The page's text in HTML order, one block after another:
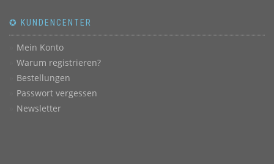
✪ KUNDENCENTER
Mein Konto
Warum registrieren?
Bestellungen
Passwort vergessen
Newsletter